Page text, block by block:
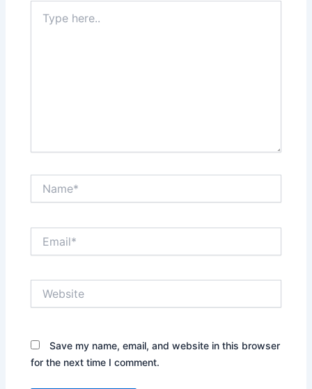
here..
Save my name, email, and website in this browser
for the next time I comment.